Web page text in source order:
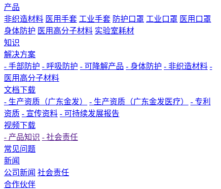
产品
非织造材料 医用手套 工业手套 防护口罩 工业口罩 医用口罩
身体防护 医用高分子材料 实验室耗材
知识
解决方案
- 手部防护 - 呼吸防护 - 可降解产品 - 身体防护 - 非织造材料 -
医用高分子材料
文档下载
- 生产资质（广东金发）
- 生产资质（广东金发医疗）
- 专利
资质 - 宣传资料 - 可持续发展报告
视频下载
- 产品知识 - 社会责任
常见问题
新闻
公司新闻 社会责任
合作伙伴